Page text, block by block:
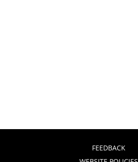
FEEDBACK